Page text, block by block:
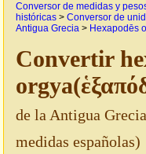
Conversor de medidas y
históricas > Conversor de
Antigua Grecia > Hexapodēs
Convertir
de la Antigua
medidas españolas)